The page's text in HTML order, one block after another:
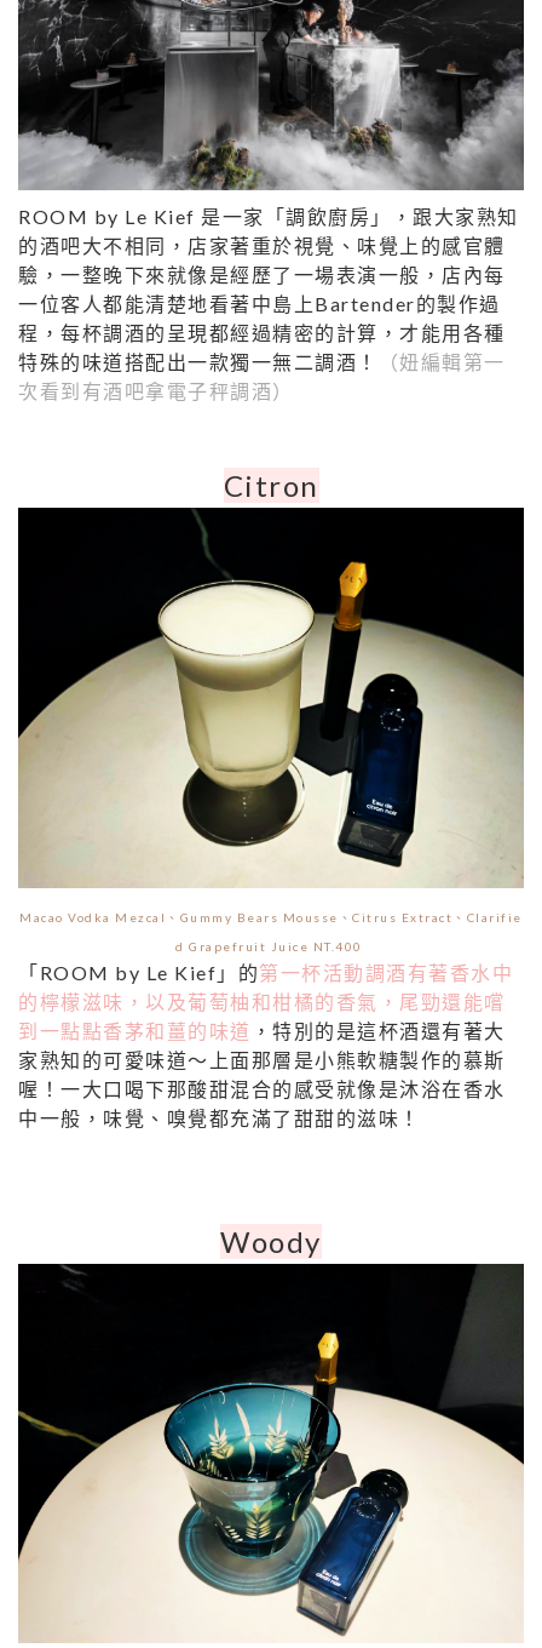
ROOM by Le Kief 是一家「調飲廚房」，跟大家熟知
的酒吧大不相同，店家著重於視覺、味覺上的感官體
驗，一整晚下來就像是經歷了一場表演一般，店內每
一位客人都能清楚地看著中島上Bartender的製作過
程，每杯調酒的呈現都經過精密的計算，才能用各種
特殊的味道搭配出一款獨一無二調酒！
（妞編輯第一
次看到有酒吧拿電子秤調酒）
Citron
Macao Vodka Mezcal、Gummy Bears Mousse、Citrus Extract、Clarifie
d Grapefruit Juice NT.400
「ROOM by Le Kief」的第一杯活動調酒有著香水中
的檸檬滋味，以及葡萄柚和柑橘的香氣，尾勁還能嚐
到一點點香茅和薑的味道 ，特別的是這杯酒還有著大
家熟知的可愛味道～上面那層是小熊軟糖製作的慕斯
喔！一大口喝下那酸甜混合的感受就像是沐浴在香水
中一般，味覺、嗅覺都充滿了甜甜的滋味！
Woody